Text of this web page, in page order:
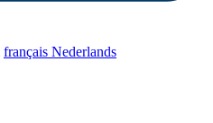
français Nederlands